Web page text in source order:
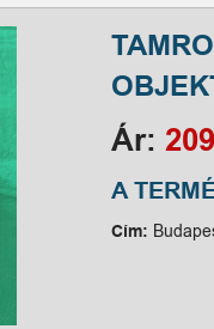
Ár:
A
Cím: